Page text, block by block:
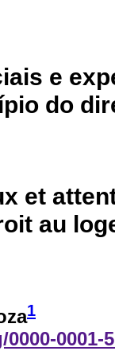
e
do
et
au
1
0001-